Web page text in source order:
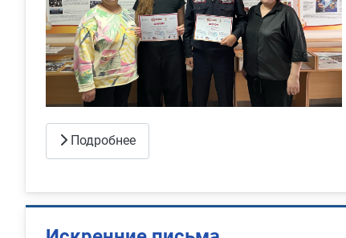
Подробнее